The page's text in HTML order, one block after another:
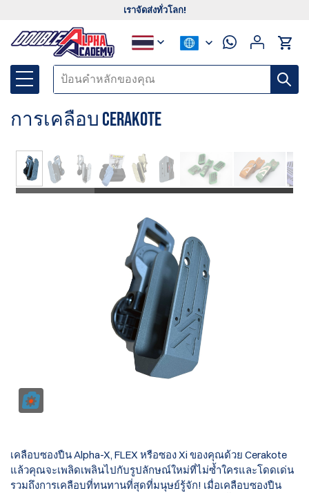
เราจัดส่งทั่วโลก!
การเคลือบ Cerakote
เคลือบซองปืน Alpha-X, FLEX หรือซอง Xi ของคุณด้วย Cerakote
แล้วคุณจะเพลิดเพลินไปกับรูปลักษณ์ใหม่ที่ไม่ซ้ำใครและโดดเด่น
รวมถึงการเคลือบที่ทนทานที่สุดที่มนุษย์รู้จัก! เมื่อเคลือบซองปืน